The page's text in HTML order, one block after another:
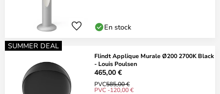
En stock
SUMMER DEAL
Flindt Applique Murale Ø200 2700K Black
- Louis Poulsen
465,00 €
PVC585,00 €
PVC -120,00 €